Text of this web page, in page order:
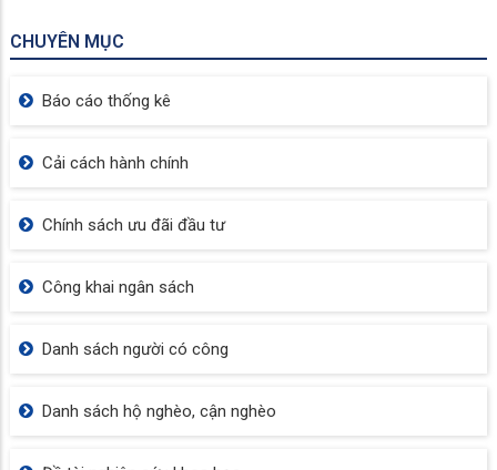
CHUYÊN MỤC
Báo cáo thống kê
Cải cách hành chính
Chính sách ưu đãi đầu tư
Công khai ngân sách
Danh sách người có công
Danh sách hộ nghèo, cận nghèo